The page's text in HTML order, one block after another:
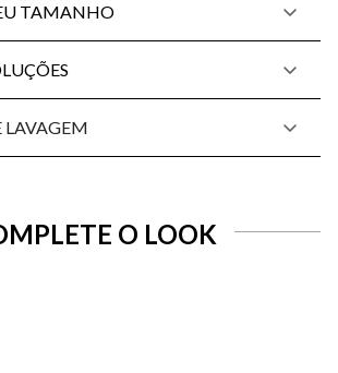
TAMANHO
LAVAGEM
O LOOK